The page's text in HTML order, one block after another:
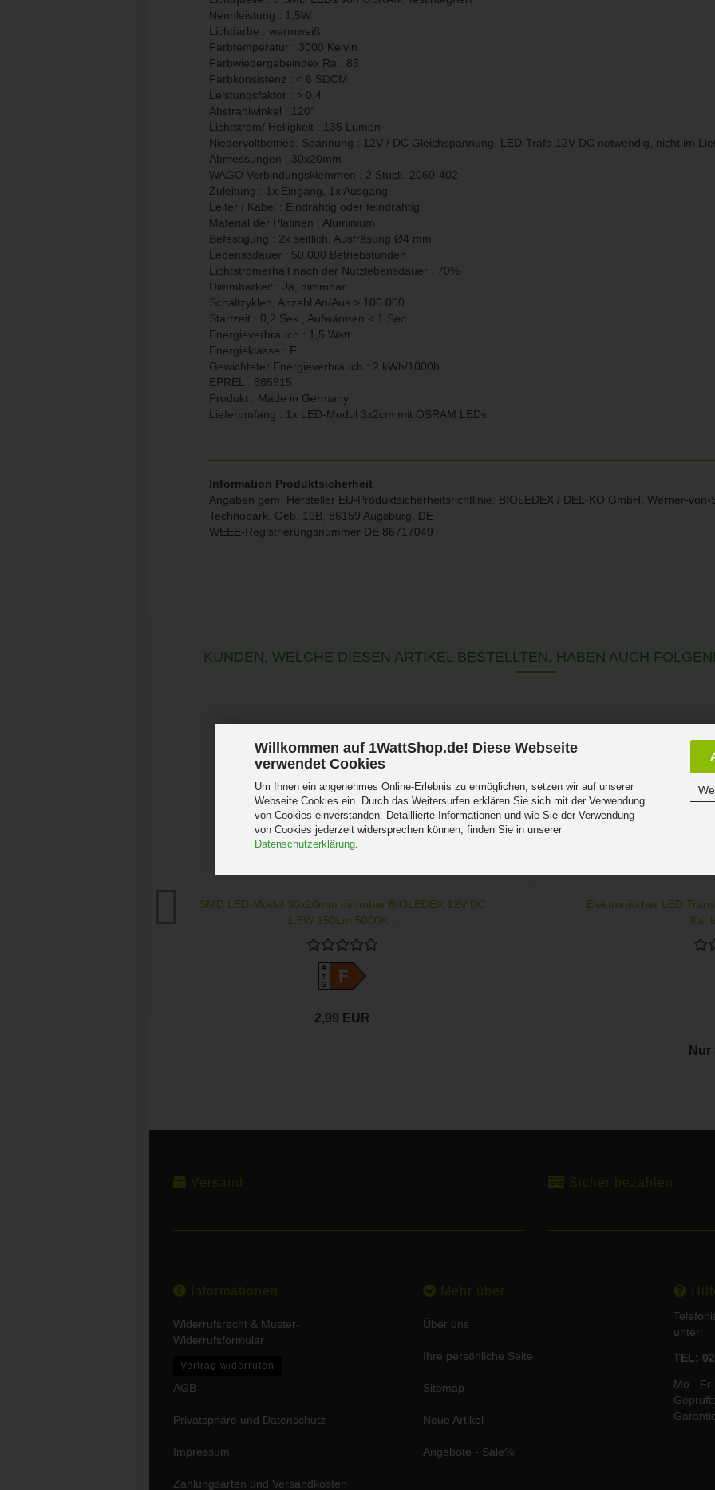
Willkommen auf 1WattShop.de! Diese Webseite
verwendet Cookies
Um Ihnen ein angenehmes Online-Erlebnis zu ermöglichen, setzen wir auf unserer
Webseite Cookies ein. Durch das Weitersurfen erklären Sie sich mit der Verwendung
von Cookies einverstanden. Detaillierte Informationen und wie Sie der Verwendung
von Cookies jederzeit widersprechen können, finden Sie in unserer
Datenschutzerklärung.
Nennleistung : 1,5W
Lichtfarbe : warmweiß
Farbtemperatur : 3000 Kelvin
Farbwiedergabeindex Ra : 85
Farbkonsistenz : < 6 SDCM
Leistungsfaktor : > 0,4
Abstrahlwinkel : 120°
Lichtstrom/ Helligkeit : 135 Lumen
Niedervoltbetrieb, Spannung : 12V / DC Gleichspannung. LED-Trafo 12V DC notwendig, nicht im
Abmessungen : 30x20mm
WAGO Verbindungsklemmen : 2 Stück, 2060-402
Zuleitung : 1x Eingang, 1x Ausgang
Leiter / Kabel : Eindrähtig oder feindrähtig
Material der Platinen : Aluminium
Befestigung : 2x seitlich, Ausfräsung Ø4 mm
Lebenssdauer : 50.000 Betriebstunden
Lichtstromerhalt nach der Nutzlebensdauer : 70%
Dimmbarkeit : Ja, dimmbar
Schaltzyklen, Anzahl An/Aus > 100.000
Startzeit : 0,2 Sek., Aufwärmen < 1 Sec.
Energieverbrauch : 1,5 Watt
Energieklasse : F
Gewichteter Energieverbrauch : 2 kWh/1000h
EPREL : 885915
Produkt : Made in Germany
Lieferumfang : 1x LED-Modul 3x2cm mit OSRAM LEDs
Information Produktsicherheit
Angaben gem. Hersteller EU-Produktsicherheitsrichtlinie: BIOLEDEX / DEL-KO GmbH, Werner-
Technopark, Geb. 10B, 86159 Augsburg, DE
WEEE-Registrierungsnummer DE 86717049
KUNDEN, WELCHE DIESEN ARTIKEL BESTELLTEN, HABEN AUCH
SMD LED-Modul 30x20mm dimmbar BIOLEDEX 12V DC
1,5W 150Lm 5000K...
A
GF
2,99 EUR
Elektronischer LED
Nur
Versand Sicher bezahlen
Informationen
Widerrufsrecht & Muster-
Widerrufsformular
Vertrag widerrufen
AGB
Privatsphäre und Datenschutz
Impressum
Zahlungsarten und Versandkosten
Mehr über
Über uns
Ihre persönliche Seite
Sitemap
Neue Artikel
Angebote - Sale%
unter:
TEL:
Mo -